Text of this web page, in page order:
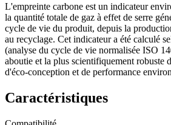
L'empreinte carbone est un indicateur
la quantité totale de gaz à effet de serre
cycle de vie du produit, depuis la
au recyclage. Cet indicateur a été calculé
(analyse du cycle de vie normalisée ISO
aboutie et la plus scientifiquement robuste
d'éco-conception et de performance
Caractéristiques